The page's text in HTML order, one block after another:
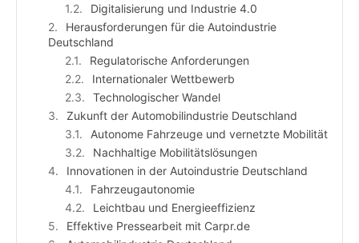
Digitalisierung und Industrie 4.0
Herausforderungen für die Autoindustrie
Deutschland
Regulatorische Anforderungen
Internationaler Wettbewerb
Technologischer Wandel
Zukunft der Automobilindustrie Deutschland
Autonome Fahrzeuge und vernetzte Mobilität
Nachhaltige Mobilitätslösungen
Innovationen in der Autoindustrie Deutschland
Fahrzeugautonomie
Leichtbau und Energieeffizienz
Effektive Pressearbeit mit Carpr.de